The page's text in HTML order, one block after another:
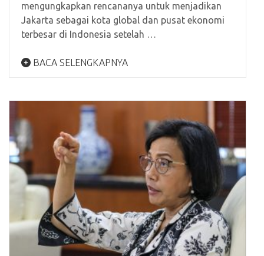
mengungkapkan rencananya untuk menjadikan
Jakarta sebagai kota global dan pusat ekonomi
terbesar di Indonesia setelah …
BACA SELENGKAPNYA